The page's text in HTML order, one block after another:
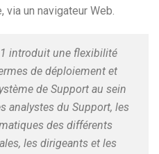
via un navigateur Web.
introduit une flexibilité
de déploiement et
de Support au sein
analystes du Support, les
des différents
les dirigeants et les